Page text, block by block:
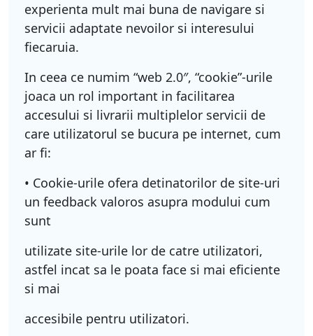
experienta mult mai buna de navigare si
servicii adaptate nevoilor si interesului
fiecaruia.
In ceea ce numim “web 2.0″, “cookie”-urile
joaca un rol important in facilitarea
accesului si livrarii multiplelor servicii de
care utilizatorul se bucura pe internet, cum
ar fi:
• Cookie-urile ofera detinatorilor de site-uri
un feedback valoros asupra modului cum
sunt
utilizate site-urile lor de catre utilizatori,
astfel incat sa le poata face si mai eficiente
si mai
accesibile pentru utilizatori.